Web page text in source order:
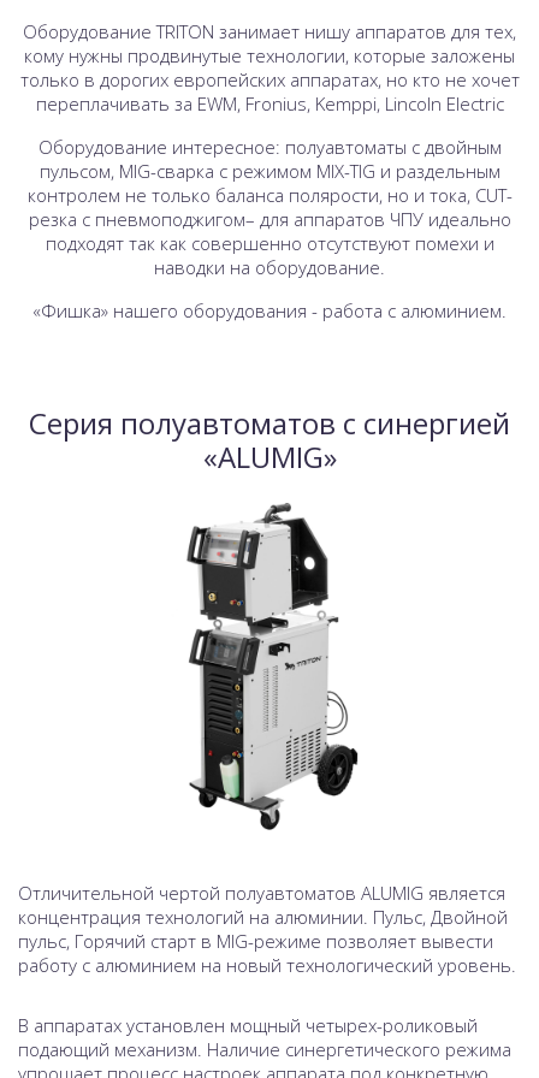
Оборудование TRITON занимает нишу аппаратов для тех,
кому нужны продвинутые технологии, которые заложены
только в дорогих европейских аппаратах, но кто не хочет
переплачивать за EWM, Fronius, Kemppi, Lincoln Electric
Оборудование интересное: полуавтоматы с двойным
пульсом, MIG-сварка с режимом MIX-TIG и раздельным
контролем не только баланса полярости, но и тока, CUT-
резка с пневмоподжигом– для аппаратов ЧПУ идеально
подходят так как совершенно отсутствуют помехи и
наводки на оборудование.
«Фишка» нашего оборудования - работа с алюминием.
Серия полуавтоматов с синергией
«ALUMIG»
Отличительной чертой полуавтоматов ALUMIG является
концентрация технологий на алюминии. Пульс, Двойной
пульс, Горячий старт в MIG-режиме позволяет вывести
работу с алюминием на новый технологический уровень.
В аппаратах установлен мощный четырех-роликовый
подающий механизм. Наличие синергетического режима
упрощает процесс настроек аппарата под конкретную